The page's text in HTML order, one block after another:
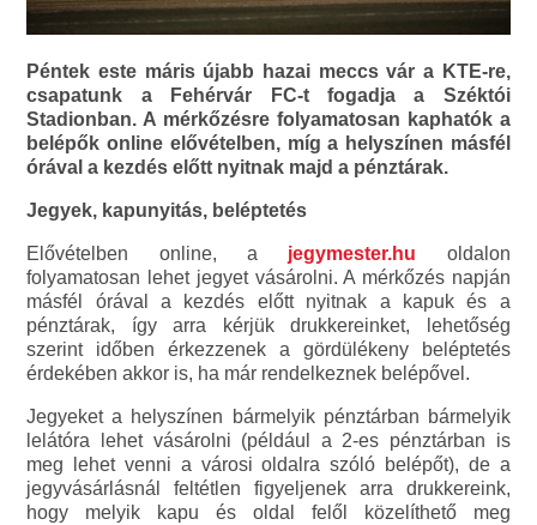
Péntek este máris újabb hazai meccs vár a KTE-re,
csapatunk a Fehérvár FC-t fogadja a Széktói
Stadionban. A mérkőzésre folyamatosan kaphatók a
belépők online elővételben, míg a helyszínen másfél
órával a kezdés előtt nyitnak majd a pénztárak.
Jegyek, kapunyitás, beléptetés
Elővételben online, a jegymester.hu oldalon
folyamatosan lehet jegyet vásárolni. A mérkőzés napján
másfél órával a kezdés előtt nyitnak a kapuk és a
pénztárak, így arra kérjük drukkereinket, lehetőség
szerint időben érkezzenek a gördülékeny beléptetés
érdekében akkor is, ha már rendelkeznek belépővel.
Jegyeket a helyszínen bármelyik pénztárban bármelyik
lelátóra lehet vásárolni (például a 2-es pénztárban is
meg lehet venni a városi oldalra szóló belépőt), de a
jegyvásárlásnál feltétlen figyeljenek arra drukkereink,
hogy melyik kapu és oldal felől közelíthető meg